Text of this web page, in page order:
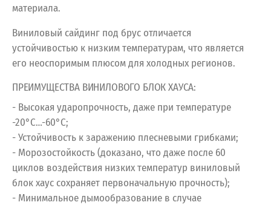
материала.
Виниловый сайдинг под брус отличается
устойчивостью к низким температурам, что является
его неоспоримым плюсом для холодных регионов.
ПРЕИМУЩЕСТВА ВИНИЛОВОГО БЛОК ХАУСА:
- Высокая ударопрочность, даже при температуре
-20°С…-60°С;
- Устойчивость к заражению плесневыми грибками;
- Морозостойкость (доказано, что даже после 60
циклов воздействия низких температур виниловый
блок хаус сохраняет первоначальную прочность);
- Минимальное дымообразование в случае